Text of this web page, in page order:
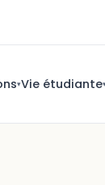
▾Vie étudiante